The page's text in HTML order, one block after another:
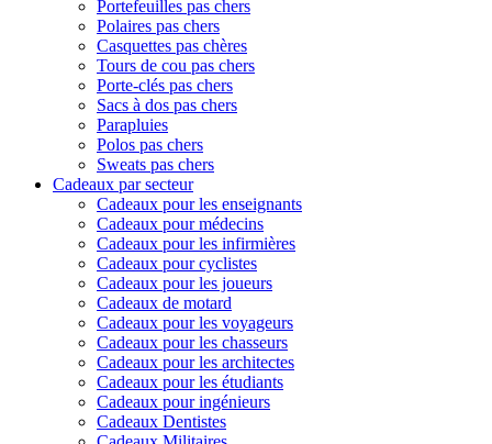
Portefeuilles pas chers
Polaires pas chers
Casquettes pas chères
Tours de cou pas chers
Porte-clés pas chers
Sacs à dos pas chers
Parapluies
Polos pas chers
Sweats pas chers
Cadeaux par secteur
Cadeaux pour les enseignants
Cadeaux pour médecins
Cadeaux pour les infirmières
Cadeaux pour cyclistes
Cadeaux pour les joueurs
Cadeaux de motard
Cadeaux pour les voyageurs
Cadeaux pour les chasseurs
Cadeaux pour les architectes
Cadeaux pour les étudiants
Cadeaux pour ingénieurs
Cadeaux Dentistes